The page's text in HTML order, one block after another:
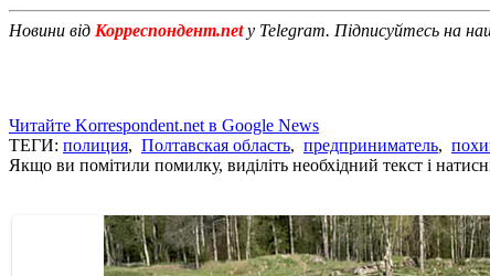
Новини від Корреспондент.netу Telegram. Підписуйтесь на
Читайте Korrespondent.net в Google News
ТЕГИ: полиция, Полтавская область, предприниматель,
Якщо ви помітили помилку, виділіть необхідний текст і